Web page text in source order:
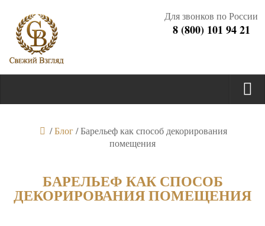
Для звонков по России
8 (800) 101 94 21
/Блог/Барельеф как способ декорирования
помещения
БАРЕЛЬЕФ КАК СПОСОБ
ДЕКОРИРОВАНИЯ ПОМЕЩЕНИЯ